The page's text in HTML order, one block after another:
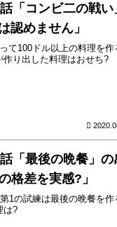
「コンビ二の戦
認めません」
て100ドル以上の料理を
り出した料理はおせち?
「最後の晩餐」
格差を実感?」
1の試練は最後の晩餐を
は?